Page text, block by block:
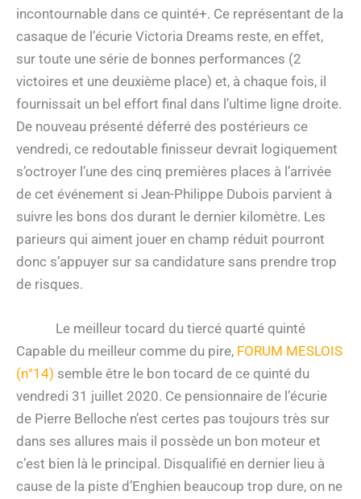
incontournable dans ce quinté+. Ce représentant de la
casaque de l’écurie Victoria Dreams reste, en effet,
sur toute une série de bonnes performances (2
victoires et une deuxième place) et, à chaque fois, il
fournissait un bel effort final dans l’ultime ligne droite.
De nouveau présenté déferré des postérieurs ce
vendredi, ce redoutable finisseur devrait logiquement
s’octroyer l’une des cinq premières places à l’arrivée
de cet événement si Jean-Philippe Dubois parvient à
suivre les bons dos durant le dernier kilomètre. Les
parieurs qui aiment jouer en champ réduit pourront
donc s’appuyer sur sa candidature sans prendre trop
de risques.
Le meilleur tocard du tiercé quarté quinté
Capable du meilleur comme du pire, FORUM MESLOIS
(n°14) semble être le bon tocard de ce quinté du
vendredi 31 juillet 2020. Ce pensionnaire de l’écurie
de Pierre Belloche n’est certes pas toujours très sur
dans ses allures mais il possède un bon moteur et
c’est bien là le principal. Disqualifié en dernier lieu à
cause de la piste d’Enghien beaucoup trop dure, on ne